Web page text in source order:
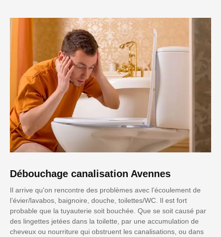
Débouchage canalisation Avennes
Il arrive qu'on rencontre des problèmes avec l’écoulement de
l’évier/lavabos, baignoire, douche, toilettes/WC. Il est fort
probable que la tuyauterie soit bouchée. Que se soit causé par
des lingettes jetées dans la toilette, par une accumulation de
cheveux ou nourriture qui obstruent les canalisations, ou dans